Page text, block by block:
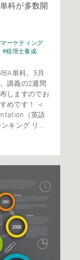
科が多数開
ーケティング
#税理士養成
単科。5月
講義の2週間
しますのでお
めです！ ＜
（英語
キング リ...